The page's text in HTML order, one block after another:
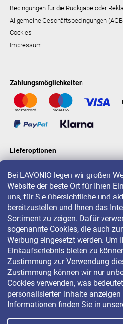
Bei LAVONIO legen wir großen
Website der beste Ort für Ihren
uns, für Sie übersichtliche und
bereitzustellen und Ihnen das
Sortiment zu zeigen. Dafür
sogenannte Cookies, die auch
Werbung eingesetzt werden. Um
Einkaufserlebnis bieten zu
Zustimmung zur Verwendung
Zustimmung können wir nur
Cookies verwenden, was
personalisierten Inhalte anzeigen
Informationen finden Sie in
Bedingungen für die Rückgabe oder
Allgemeine Geschäftsbedingungen
Cookies
Impressum
Zahlungsmöglichkeiten
Lieferoptionen
LAVONIO in der Welt
Für Aktionen, Gewinnspiele und